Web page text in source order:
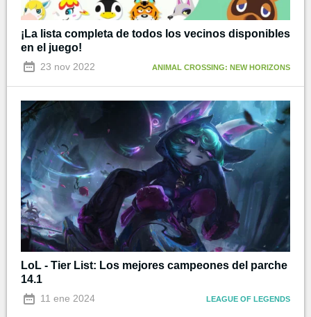
¡La lista completa de todos los vecinos disponibles
en el juego!
23 nov 2022 ANIMAL CROSSING: NEW HORIZONS
LoL - Tier List: Los mejores campeones del parche
14.1
11 ene 2024 LEAGUE OF LEGENDS